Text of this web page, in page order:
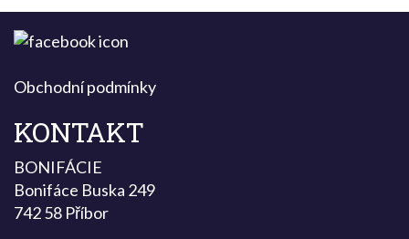
Obchodní podmínky
KONTAKT
BONIFÁCIE
Bonifáce Buska 249
742 58 Příbor